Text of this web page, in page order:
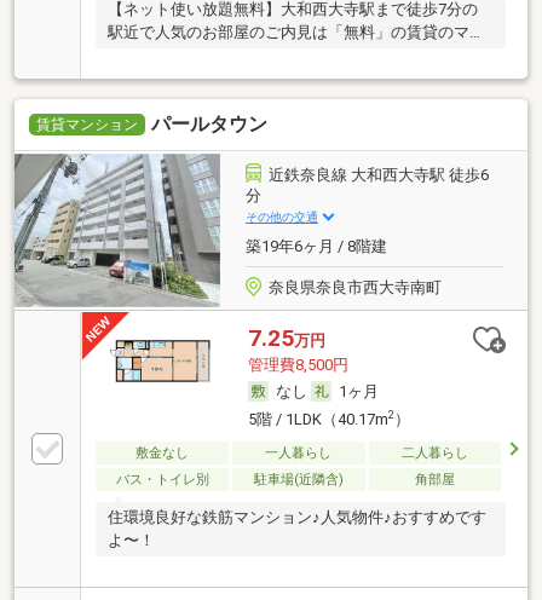
【ネット使い放題無料】大和西大寺駅まで徒歩7分の
駅近で人気のお部屋のご内見は「無料」の賃貸のマサ
賃貸マンション パールタウン
近鉄奈良線 大和西大寺駅 徒歩6
分
その他の交通
築19年6ヶ月 / 8階建
奈良県奈良市西大寺南町
7.25万円
管理費8,500円
なし
1ヶ月
5階 / 1LDK（40.17m2）
敷金なし 一人暮らし
二人暮らし
バス・トイレ別
駐車場(近隣含) 角部屋
住環境良好な鉄筋マンション♪人気物件♪おすすめです
よ〜！